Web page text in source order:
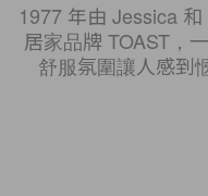
1977 年由 Jessica
居家品牌 TOAST，
舒服氛圍讓人感到